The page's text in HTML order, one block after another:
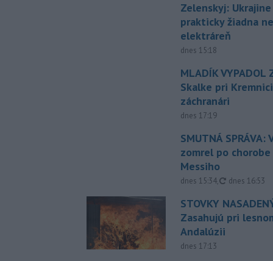
Zelenskyj:
prakticky žiadna
elektráreň
dnes 15:18
MLADÍK VYPADOL
Skalke pri
záchranári
dnes 17:19
SMUTNÁ
zomrel po
Messiho
dnes 15:34, aktualizované
dnes 16:53
STOVKY
Zasahujú pri
Andalúzii
dnes 17:13